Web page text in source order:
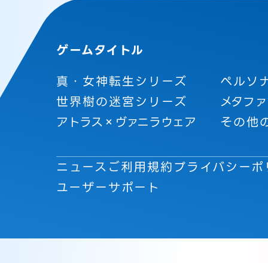
ゲームタイトル
真・女神転生シリーズ
ペルソ
世界樹の迷宮シリーズ
メタフ
アトラス×ヴァニラウェア
その他
ニュースご利用規約プライバシー
ユーザーサポート